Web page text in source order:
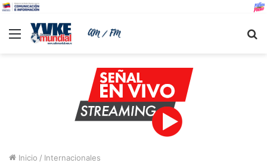
Menu
Inicio / Internacionales